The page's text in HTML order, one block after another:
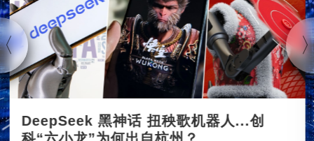
DeepSeek 黑神话 扭秧歌机器人...创